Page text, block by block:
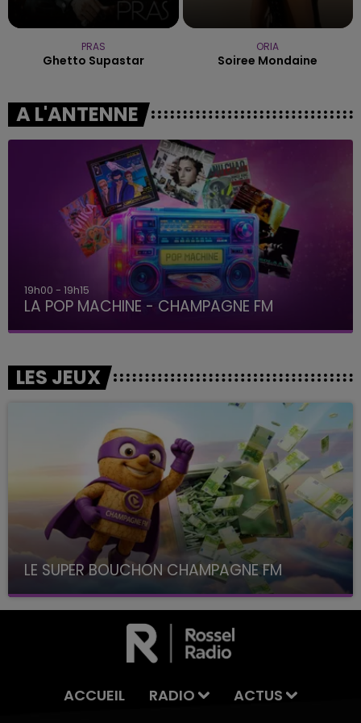
PRAS
Ghetto Supastar
ORIA
Soiree Mondaine
A L'ANTENNE
19h15 - 20h00
LA RADIO POP
LES JEUX
LE SUPER BOUCHON CHAMPAGNE FM
avec La Famille Champagne FM, à 8H10
ACCUEIL RADIO ACTUS